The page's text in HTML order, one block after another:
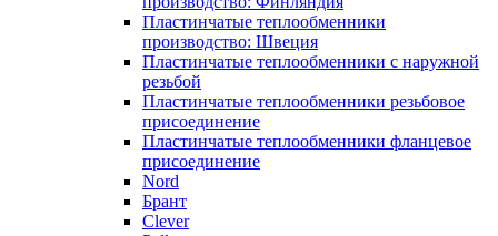
Пластинчатые теплообменники
производство: Швеция
Пластинчатые теплообменники с наружной
резьбой
Пластинчатые теплообменники резьбовое
присоединение
Пластинчатые теплообменники фланцевое
присоединение
Nord
Брант
Clever